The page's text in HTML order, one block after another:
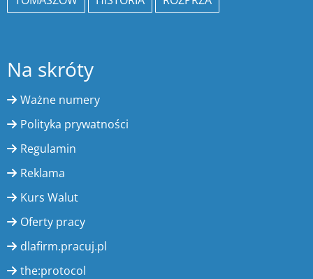
Na skróty
Ważne numery
Polityka prywatności
Regulamin
Reklama
Kurs Walut
Oferty pracy
dlafirm.pracuj.pl
the:protocol